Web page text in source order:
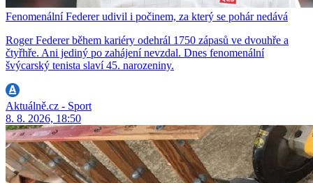
Fenomenální Federer udivil i počinem, za který se pohár nedává
Roger Federer během kariéry odehrál 1750 zápasů ve dvouhře a
čtyřhře. Ani jediný po zahájení nevzdal. Dnes fenomenální
švýcarský tenista slaví 45. narozeniny.
Aktuálně.cz - Sport
8. 8. 2026, 18:50